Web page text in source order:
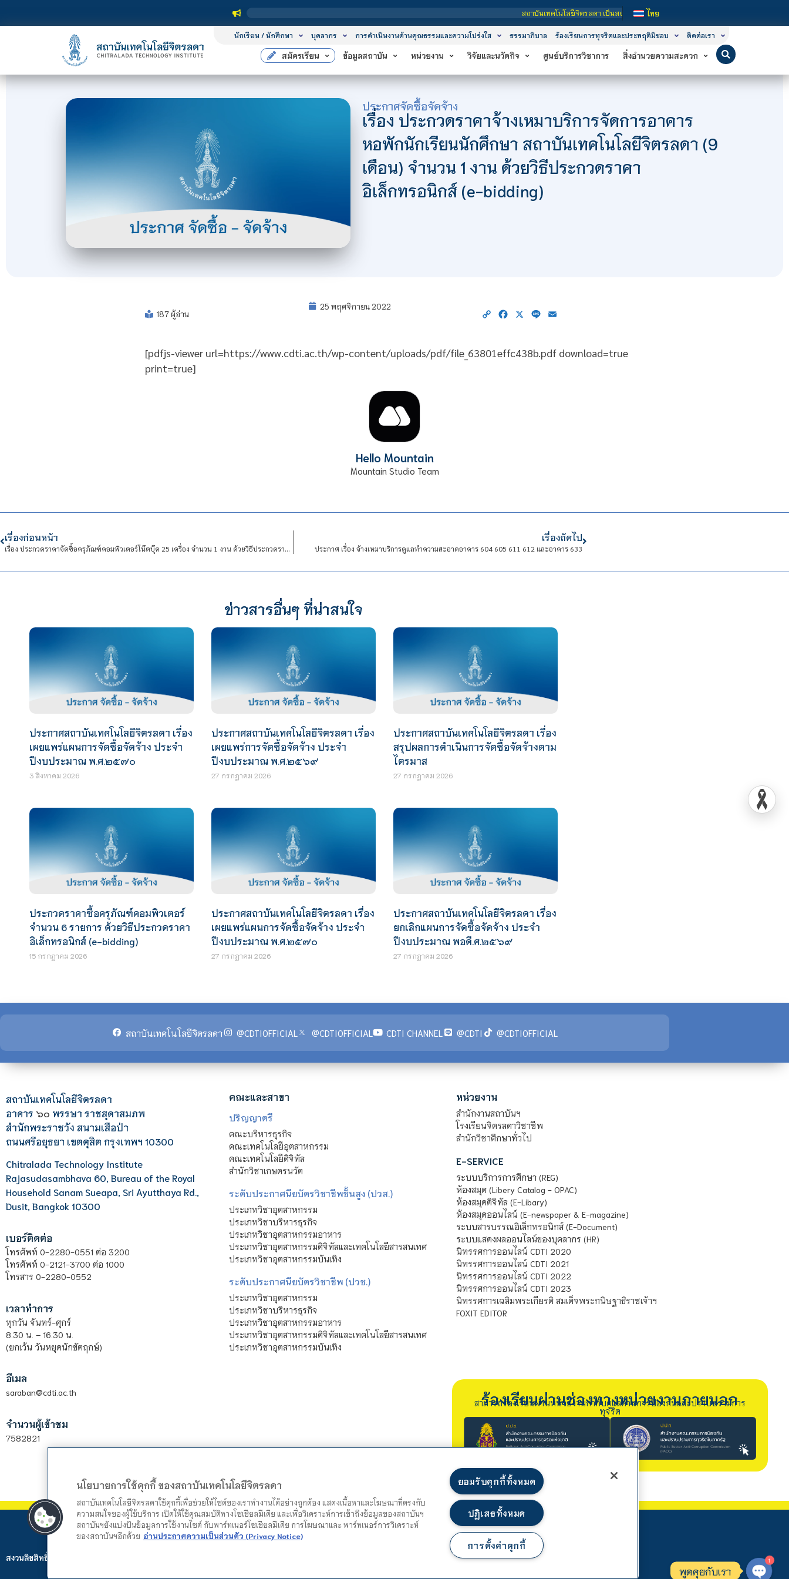
สถาบันเทคโนโลยีจิตรลดา เป็นสถาบันอุดมศึกษาในกำกับของรัฐ เปิดหลักสูตรการเรียนการส
ไทย
นักเรียน / นักศึกษา บุคลากร การดำเนินงานด้านคุณธรรมและความโปร่งใส ธรรมาภิบาล ร้องเรียนการทุจริตและประพฤติมิชอบ ติดต่อเรา
สมัครเรียน ข้อมูลสถาบัน หน่วยงาน วิจัยและนวัตกิจ ศูนย์บริการวิชาการ สิ่งอำนวยความสะดวก
ประกาศจัดซื้อจัดจ้าง
เรื่อง ประกวดราคาจ้างเหมาบริการจัดการอาคาร
หอพักนักเรียนนักศึกษา สถาบันเทคโนโลยีจิตรลดา (9
เดือน) จำนวน 1 งาน ด้วยวิธีประกวดราคา
อิเล็กทรอนิกส์ (e-bidding)
187 ผู้อ่าน
25 พฤศจิกายน 2022
Copy Facebook
X Line
[pdfjs-viewer url=https://www.cdti.ac.th/wp-content/uploads/pdf/file_63801effc438b.pdf download=true
print=true]
Hello Mountain
Mountain Studio Team
เรื่องก่อนหน้า
เรื่อง ประกวดราคาจัดซื้อครุภัณฑ์คอมพิวเตอร์โน๊ตบุ๊ค 25 เครื่อง จำนวน 1 งาน ด้วยวิธีประกวดราคาอิเล็กทรอนิกส์ (e-bidding)
เรื่องถัดไป
ประกาศ เรื่อง จ้างเหมาบริการดูแลทำความสะอาดอาคาร 604 605 611 612 และอาคาร 633
ข่าวสารอื่นๆ ที่น่าสนใจ
ประกาศสถาบันเทคโนโลยีจิตรลดา เรื่อง
เผยแพร่แผนการจัดซื้อจัดจ้าง ประจำ
ปีงบประมาณ พ.ศ.๒๕๗๐
3 สิงหาคม 2026
ประกาศสถาบันเทคโนโลยีจิตรลดา เรื่อง
เผยแพร่การจัดซื้อจัดจ้าง ประจำ
ปีงบประมาณ พ.ศ.๒๕๖๙
27 กรกฎาคม 2026
ประกาศสถาบันเทคโนโลยีจิตรลดา เรื่อง
สรุปผลการดำเนินการจัดซื้อจัดจ้างตาม
ไตรมาส
27 กรกฎาคม 2026
ประกวดราคาซื้อครุภัณฑ์คอมพิวเตอร์
จำนวน 6 รายการ ด้วยวิธีประกวดราคา
อิเล็กทรอนิกส์ (e-bidding)
15 กรกฎาคม 2026
ประกาศสถาบันเทคโนโลยีจิตรลดา เรื่อง
เผยแพร่แผนการจัดซื้อจัดจ้าง ประจำ
ปีงบประมาณ พ.ศ.๒๕๗๐
27 กรกฎาคม 2026
ประกาศสถาบันเทคโนโลยีจิตรลดา เรื่อง
ยกเลิกแผนการจัดซื้อจัดจ้าง ประจำ
ปีงบประมาณ พอดี.ศ.๒๕๖๙
27 กรกฎาคม 2026
สถาบันเทคโนโลยีจิตรลดา @CDTIOFFICIAL @CDTIOFFICIAL CDTI CHANNEL @CDTI @CDTIOFFICIAL
สถาบันเทคโนโลยีจิตรลดา
อาคาร ๖๐ พรรษา ราชสุดาสมภพ
สำนักพระราชวัง สนามเสือป่า
ถนนศรีอยุธยา เขตดุสิต กรุงเทพฯ 10300
Chitralada Technology Institute
Rajasudasambhava 60, Bureau of the Royal
Household Sanam Sueapa, Sri Ayutthaya Rd.,
Dusit, Bangkok 10300
เบอร์ติดต่อ
โทรศัพท์ 0-2280-0551 ต่อ 3200
โทรศัพท์ 0-2121-3700 ต่อ 1000
โทรสาร 0-2280-0552
เวลาทำการ
ทุกวัน จันทร์-ศุกร์
8.30 น. – 16.30 น.
(ยกเว้น วันหยุดนักขัตฤกษ์)
อีเมล
saraban@cdti.ac.th
จำนวนผู้เข้าชม
7582821
คณะและสาขา
ปริญญาตรี
คณะบริหารธุรกิจ
คณะเทคโนโลยีอุตสาหกรรม
คณะเทคโนโลยีดิจิทัล
สำนักวิชาเกษตรนวัต
ระดับประกาศนียบัตรวิชาชีพชั้นสูง (ปวส.)
ประเภทวิชาอุตสาหกรรม
ประเภทวิชาบริหารธุรกิจ
ประเภทวิชาอุตสาหกรรมอาหาร
ประเภทวิชาอุตสาหกรรมดิจิทัลและเทคโนโลยีสารสนเทศ
ประเภทวิชาอุตสาหกรรมบันเทิง
ระดับประกาศนียบัตรวิชาชีพ (ปวช.)
ประเภทวิชาอุตสาหกรรม
ประเภทวิชาบริหารธุรกิจ
ประเภทวิชาอุตสาหกรรมอาหาร
ประเภทวิชาอุตสาหกรรมดิจิทัลและเทคโนโลยีสารสนเทศ
ประเภทวิชาอุตสาหกรรมบันเทิง
หน่วยงาน
สำนักงานสถาบันฯ
โรงเรียนจิตรลดาวิชาชีพ
สำนักวิชาศึกษาทั่วไป
E-SERVICE
ระบบบริการการศึกษา (REG)
ห้องสมุด (Libery Catalog - OPAC)
ห้องสมุดดิจิทัล (E-Libary)
ห้องสมุดออนไลน์ (E-newspaper & E-magazine)
ระบบสารบรรณอิเล็กทรอนิกส์ (E-Document)
ระบบแสดงผลออนไลน์ของบุคลากร (HR)
นิทรรศการออนไลน์ CDTI 2020
นิทรรศการออนไลน์ CDTI 2021
นิทรรศการออนไลน์ CDTI 2022
นิทรรศการออนไลน์ CDTI 2023
นิทรรศการเฉลิมพระเกียรติ สมเด็จพระกนิษฐาธิราชเจ้าฯ
FOXIT EDITOR
ร้องเรียนผ่านช่องทางหน่วยงานภายนอก
สามารถร้องเรียนผ่านหน่วยงานกำกับดูแลด้านการป้องกันและปราบปรามการ
ทุจริต
สงวนลิขสิทธิ์ © 2024 สถาบันเทคโนโลยีจิตรลดา. Web by นโยบายความเป็นส่วนตัว
พูดคุยกับเรา
1
นโยบายการใช้คุกกี้ ของสถาบันเทคโนโลยีจิตรลดา
สถาบันเทคโนโลยีจิตรลดาใช้คุกกี้เพื่อช่วยให้ไซต์ของเราทำงานได้อย่างถูกต้อง แสดงเนื้อหาและโฆษณาที่ตรงกับ
ความสนใจของผู้ใช้บริการ เปิดให้ใช้คุณสมบัติทางโซเชียลมีเดีย และเพื่อวิเคราะห์การเข้าถึงข้อมูลของสถาบันฯ
สถาบันฯยังแบ่งปันข้อมูลการใช้งานไซต์ กับพาร์ทเนอร์โซเชียลมีเดีย การโฆษณาและ พาร์ทเนอร์การวิเคราะห์
ของสถาบันฯอีกด้วย อ่านประกาศความเป็นส่วนตัว (Privacy Notice)
ยอมรับคุกกี้ทั้งหมด
ปฏิเสธทั้งหมด
การตั้งค่าคุกกี้